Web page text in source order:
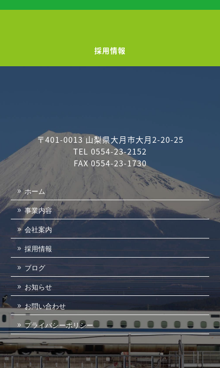
採用情報
〒401-0013 山梨県大月市大月2-20-25
TEL 0554-23-2152
FAX 0554-23-1730
ホーム
事業内容
会社案内
採用情報
ブログ
お知らせ
お問い合わせ
プライバシーポリシー